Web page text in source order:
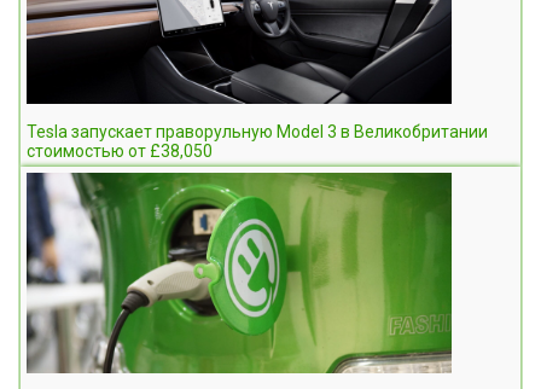
Tesla запускает праворульную Model 3 в Великобритании
стоимостью от £38,050